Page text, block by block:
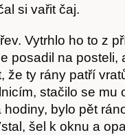
si vařit čaj.
Vytrhlo ho to z
posadil na posteli,
že ty rány patří
stačilo se mu
hodiny, bylo pět
šel k oknu a